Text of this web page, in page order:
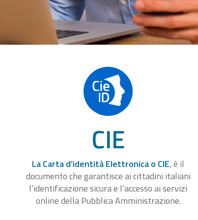
CIE
La Carta d’identità Elettronica o CIE, è il
documento che garantisce ai cittadini italiani
l’identificazione sicura e l’accesso ai servizi
online della Pubblica Amministrazione.